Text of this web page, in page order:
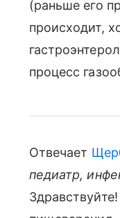
(раньше его
происходит,
процесс
Отвечает
педиатр,